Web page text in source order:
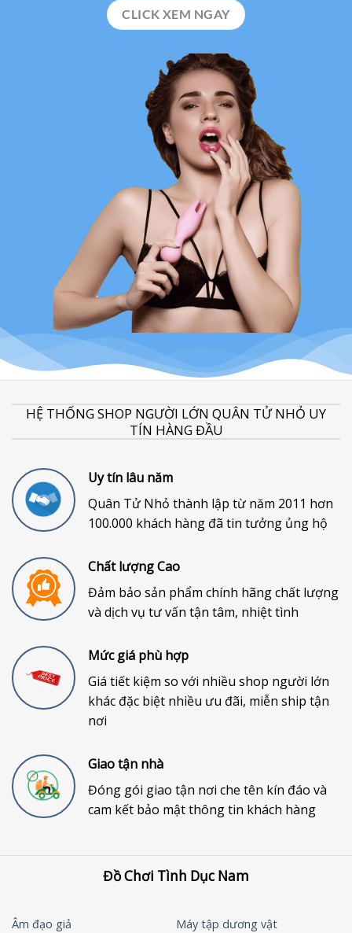
CLICK XEM NGAY
HỆ THỐNG SHOP NGƯỜI LỚN QUÂN TỬ NHỎ UY
TÍN HÀNG ĐẦU
Uy tín lâu năm
Quân Tử Nhỏ thành lập từ năm 2011 hơn
100.000 khách hàng đã tin tưởng ủng hộ
Chất lượng Cao
Đảm bảo sản phẩm chính hãng chất lượng
và dịch vụ tư vấn tận tâm, nhiệt tình
Mức giá phù hợp
Giá tiết kiệm so với nhiều shop người lớn
khác đặc biệt nhiều ưu đãi, miễn ship tận
nơi
Giao tận nhà
Đóng gói giao tận nơi che tên kín đáo và
cam kết bảo mật thông tin khách hàng
Đồ Chơi Tình Dục Nam
Âm đạo giả
Máy tập dương vật